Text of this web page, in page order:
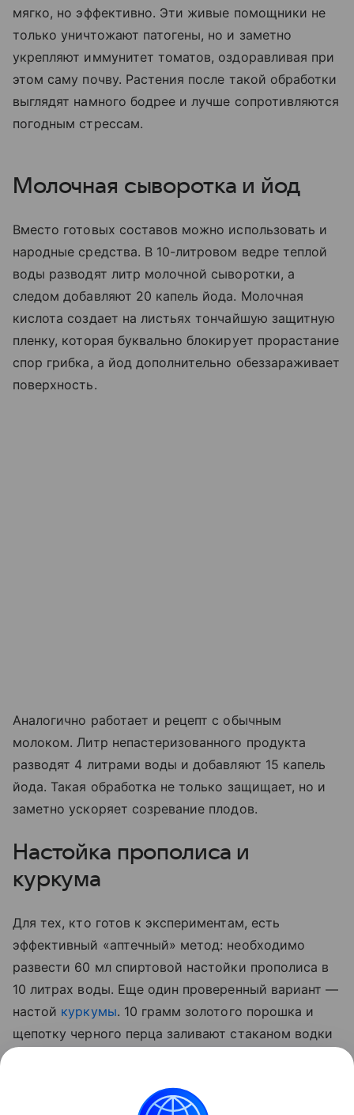
мягко, но эффективно. Эти живые помощники не
только уничтожают патогены, но и заметно
укрепляют иммунитет томатов, оздоравливая при
этом саму почву. Растения после такой обработки
выглядят намного бодрее и лучше сопротивляются
погодным стрессам.
Молочная сыворотка и йод
Вместо готовых составов можно использовать и
народные средства. В 10-литровом ведре теплой
воды разводят литр молочной сыворотки, а
следом добавляют 20 капель йода. Молочная
кислота создает на листьях тончайшую защитную
пленку, которая буквально блокирует прорастание
спор грибка, а йод дополнительно обеззараживает
поверхность.
Аналогично работает и рецепт с обычным
молоком. Литр непастеризованного продукта
разводят 4 литрами воды и добавляют 15 капель
йода. Такая обработка не только защищает, но и
заметно ускоряет созревание плодов.
Настойка прополиса и
куркума
Для тех, кто готов к экспериментам, есть
эффективный «аптечный» метод: необходимо
развести 60 мл спиртовой настойки прополиса в
10 литрах воды. Еще один проверенный вариант —
настой куркумы. 10 грамм золотого порошка и
щепотку черного перца заливают стаканом водки
опрыскивают стебли, а также листья с верхней и